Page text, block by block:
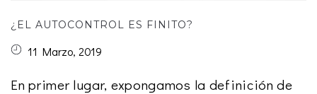
¿EL AUTOCONTROL ES FINITO?
11 Marzo, 2019
En primer lugar, expongamos la definición de